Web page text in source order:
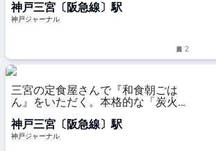
円」 | 神戸ジャーナル
神戸三宮〔阪急線〕駅
神戸ジャーナル
2
三宮の定食屋さんで『和食朝ごは
ん』をいただく。本格的な「炭火焼
ザ～ | 神戸ジャーナル
神戸三宮〔阪急線〕駅
神戸ジャーナル